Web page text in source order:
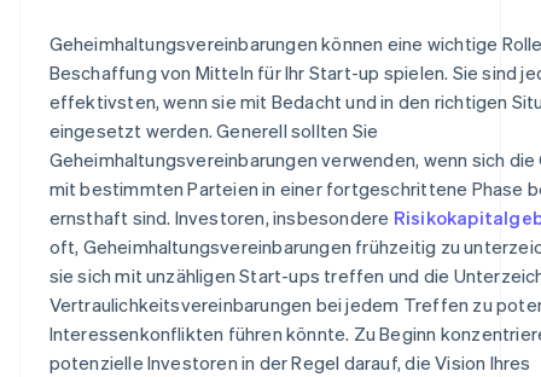
Geheimhaltungsvereinbarungen können eine wichtige
Beschaffung von Mitteln für Ihr Start-up spielen. Sie sind
effektivsten, wenn sie mit Bedacht und in den richtigen
eingesetzt werden. Generell sollten Sie
Geheimhaltungsvereinbarungen verwenden, wenn sich
mit bestimmten Parteien in einer fortgeschrittene Phase
ernsthaft sind. Investoren, insbesondere
oft, Geheimhaltungsvereinbarungen frühzeitig zu
sie sich mit unzähligen Start-ups treffen und die
Vertraulichkeitsvereinbarungen bei jedem Treffen zu
Interessenkonflikten führen könnte. Zu Beginn
potenzielle Investoren in der Regel darauf, die Vision Ihres